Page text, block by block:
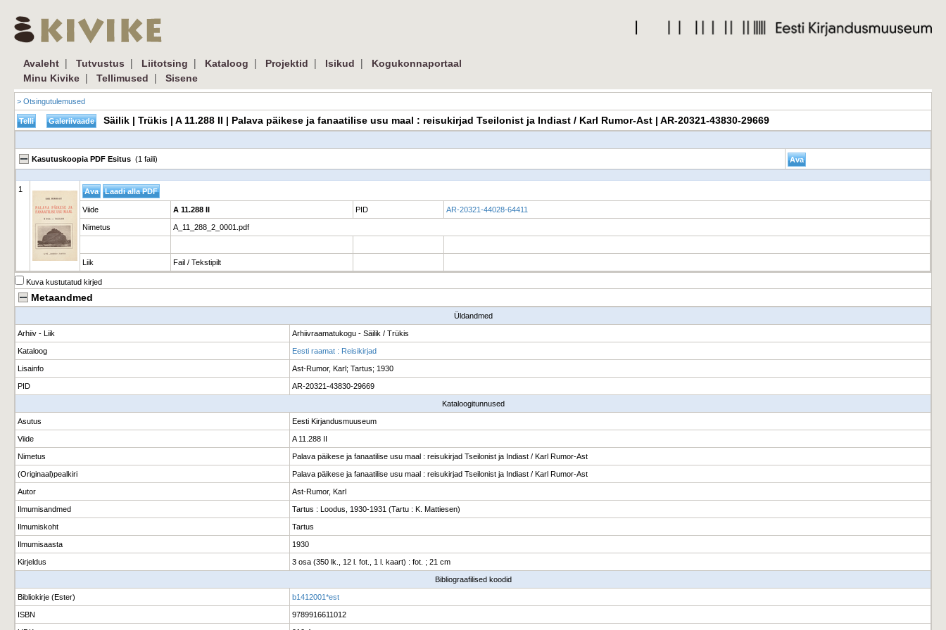
Avaleht | Tutvustus | Liitotsing | Kataloog | Projektid | Isikud |
Kogukonnaportaal
Minu Kivike | Tellimused | Sisene
> Otsingutulemused
Säilik | Trükis | A 11.288 II | Palava päikese ja fanaatilise usu maal : reisukirjad Tseilonist ja Indiast / Karl Rumor-Ast | AR-20321-43830-29669
Kasutuskoopia PDF Esitus (1 faili)
1
Viide A 11.288 II PID AR-20321-44028-64411
Nimetus A_11_288_2_0001.pdf
Liik Fail / Tekstipilt
Kuva kustutatud kirjed
Metaandmed
Üldandmed
Arhiiv - Liik Arhiivraamatukogu - Säilik / Trükis
Kataloog Eesti raamat : Reisikirjad
Lisainfo Ast-Rumor, Karl; Tartus; 1930
PID AR-20321-43830-29669
Kataloogitunnused
Asutus Eesti Kirjandusmuuseum
Viide A 11.288 II
Nimetus Palava päikese ja fanaatilise usu maal : reisukirjad Tseilonist ja Indiast / Karl Rumor-Ast
(Originaal)pealkiri Palava päikese ja fanaatilise usu maal : reisukirjad Tseilonist ja Indiast / Karl Rumor-Ast
Autor Ast-Rumor, Karl
Ilmumisandmed Tartus : Loodus, 1930-1931 (Tartu : K. Mattiesen)
Ilmumiskoht Tartus
Ilmumisaasta 1930
Kirjeldus 3 osa (350 lk., 12 l. fot., 1 l. kaart) : fot. ; 21 cm
Bibliograafilised koodid
Bibliokirje (Ester) b1412001*est
ISBN 9789916611012